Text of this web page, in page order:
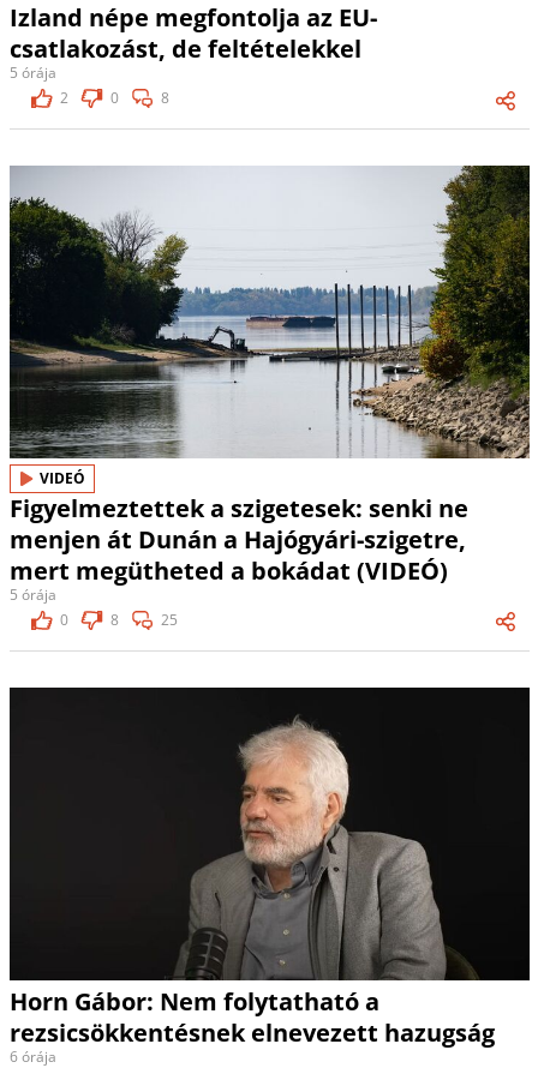
Izland népe megfontolja az EU-
csatlakozást, de feltételekkel
5 órája
2
0 8
VIDEÓ
Figyelmeztettek a szigetesek: senki ne
menjen át Dunán a Hajógyári-szigetre,
mert megütheted a bokádat (VIDEÓ)
5 órája
0
8 25
Horn Gábor: Nem folytatható a
rezsicsökkentésnek elnevezett hazugság
6 órája